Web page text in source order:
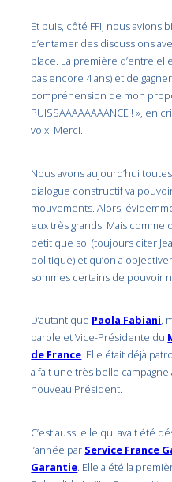
Et puis, côté FFI, nous avions
d’entamer des discussions
place. La première d’entre
pas encore 4 ans) et de
compréhension de mon
PUISSAAAAAAAANCE ! », en
voix. Merci.
Nous avons aujourd’hui
dialogue constructif va
mouvements. Alors,
eux très grands. Mais comme
petit que soi (toujours citer
politique) et qu’on a
sommes certains de pouvoir
D’autant que Paola Fabiani,
parole et Vice-Présidente du
de France. Elle était déjà
a fait une très belle
nouveau Président.
C’est aussi elle qui avait été
l’année par Service France
Garantie. Elle a été la